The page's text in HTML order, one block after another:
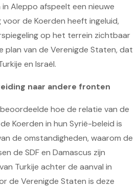
Aleppo afspeelt een nieuwe
de Koerden heeft ingeluid,
op het terrein zichtbaar
plan van de Verenigde Staten, dat
en Israël.
naar andere fronten
hoe de relatie van de
Koerden in hun Syrië-beleid is
de omstandigheden, waarom de
de SDF en Damascus zijn
Turkije achter de aanval in
de Verenigde Staten is deze